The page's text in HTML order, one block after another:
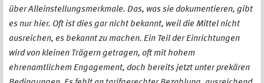
über Alleinstellungsmerkmale. Das, was sie dokumentieren, gibt
es nur hier. Oft ist dies gar nicht bekannt, weil die Mittel nicht
ausreichen, es bekannt zu machen. Ein Teil der Einrichtungen
wird von kleinen Trägern getragen, oft mit hohem
ehrenamtlichem Engagement, doch bereits jetzt unter prekären